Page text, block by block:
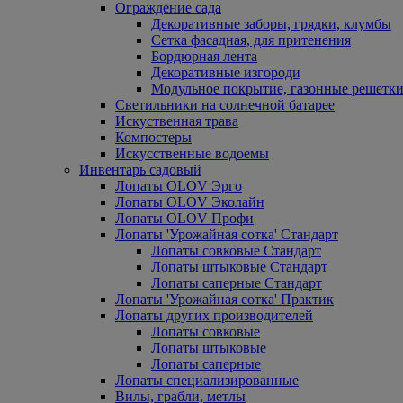
Ограждение сада
Декоративные заборы, грядки, клумбы
Сетка фасадная, для притенения
Бордюрная лента
Декоративные изгороди
Модульное покрытие, газонные
Светильники на солнечной батарее
Искуственная трава
Компостеры
Искусственные водоемы
Инвентарь садовый
Лопаты OLOV Эрго
Лопаты OLOV Эколайн
Лопаты OLOV Профи
Лопаты 'Урожайная сотка' Стандарт
Лопаты совковые Стандарт
Лопаты штыковые Стандарт
Лопаты саперные Стандарт
Лопаты 'Урожайная сотка' Практик
Лопаты других производителей
Лопаты совковые
Лопаты штыковые
Лопаты саперные
Лопаты специализированные
Вилы, грабли, метлы